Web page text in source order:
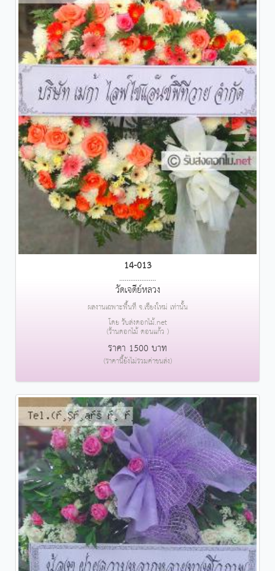
14-013
....................
วัดเจดีย์หลวง
ผลงานเฉพาะพื้นที่ จ.เชียงใหม่ เท่านั้น
โดย รับส่งดอกไม้.net
(ร้านดอกไม้ ดอนแก้ว )
ราคา 1500 บาท
(ราคานี้ยังไม่รวมค่าขนส่ง)